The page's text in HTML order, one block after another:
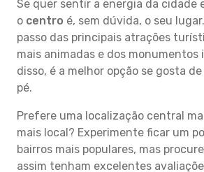
Se quer sentir a energia da cidade
o centro é, sem dúvida, o seu
passo das principais atrações
mais animadas e dos monumentos
disso, é a melhor opção se gosta
pé.
Prefere uma localização central
mais local? Experimente ficar um
bairros mais populares, mas
assim tenham excelentes